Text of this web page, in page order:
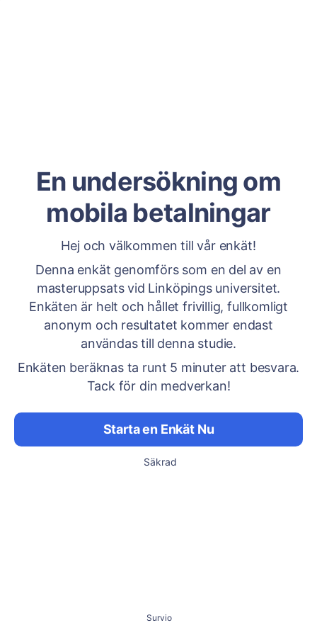
En undersökning om
mobila betalningar
Hej och välkommen till vår enkät!
Denna enkät genomförs som en del av en
masteruppsats vid Linköpings universitet.
Enkäten är helt och hållet frivillig, fullkomligt
anonym och resultatet kommer endast
användas till denna studie.
Enkäten beräknas ta runt 5 minuter att besvara.
Tack för din medverkan!
Starta en Enkät Nu
Säkrad
Survio